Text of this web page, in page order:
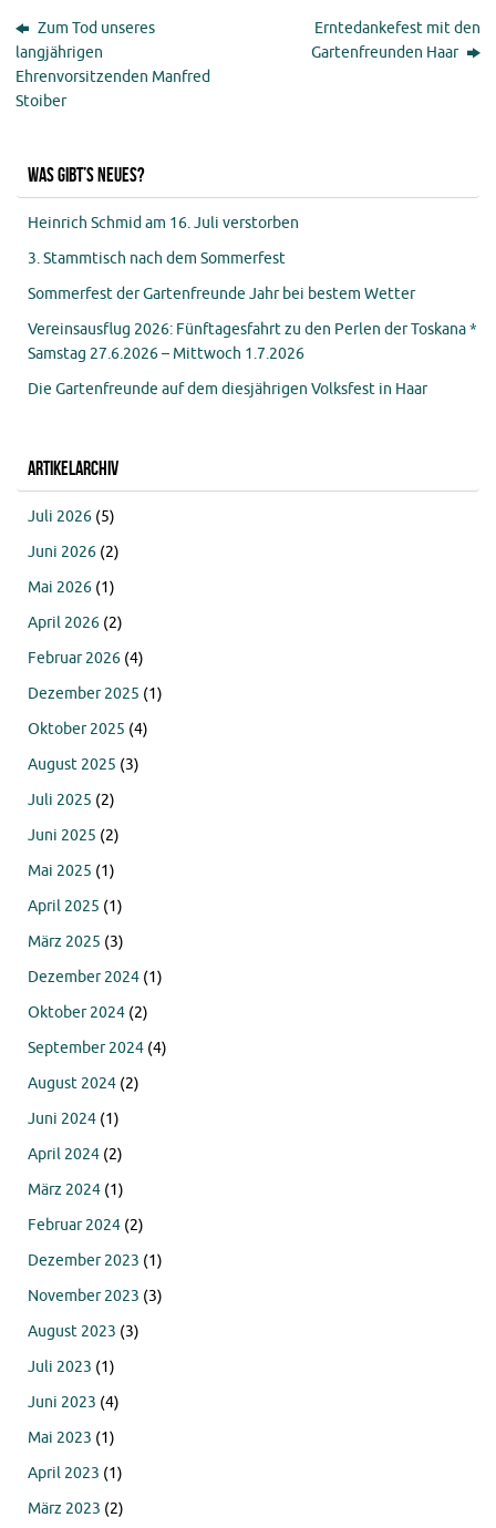
Zum Tod unseres
langjährigen
Ehrenvorsitzenden Manfred
Stoiber
Erntedankefest mit den
Gartenfreunden Haar
Was gibt’s Neues?
Heinrich Schmid am 16. Juli verstorben
3. Stammtisch nach dem Sommerfest
Sommerfest der Gartenfreunde Jahr bei bestem Wetter
Vereinsausflug 2026: Fünftagesfahrt zu den Perlen der Toskana *
Samstag 27.6.2026 – Mittwoch 1.7.2026
Die Gartenfreunde auf dem diesjährigen Volksfest in Haar
Artikelarchiv
Juli 2026 (5)
Juni 2026 (2)
Mai 2026 (1)
April 2026 (2)
Februar 2026 (4)
Dezember 2025 (1)
Oktober 2025 (4)
August 2025 (3)
Juli 2025 (2)
Juni 2025 (2)
Mai 2025 (1)
April 2025 (1)
März 2025 (3)
Dezember 2024 (1)
Oktober 2024 (2)
September 2024 (4)
August 2024 (2)
Juni 2024 (1)
April 2024 (2)
März 2024 (1)
Februar 2024 (2)
Dezember 2023 (1)
November 2023 (3)
August 2023 (3)
Juli 2023 (1)
Juni 2023 (4)
Mai 2023 (1)
April 2023 (1)
März 2023 (2)